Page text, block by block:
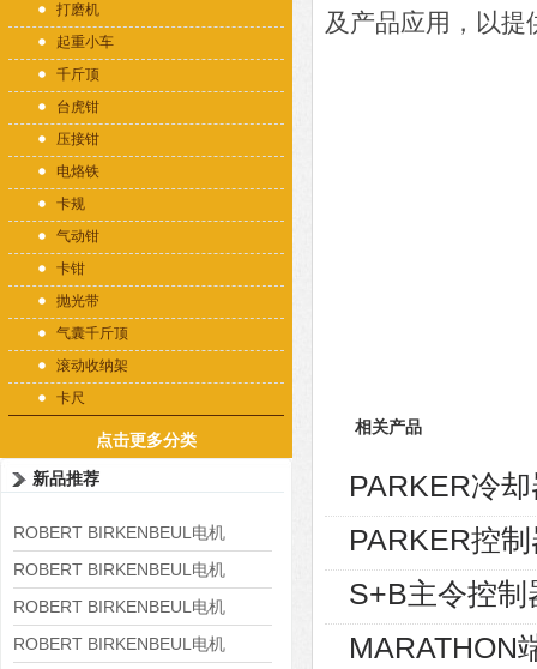
打磨机
起重小车
千斤顶
台虎钳
压接钳
电烙铁
卡规
气动钳
卡钳
抛光带
气囊千斤顶
滚动收纳架
卡尺
点击更多分类
新品推荐
ROBERT BIRKENBEUL电机
8APE225M-4-IE3
ROBERT BIRKENBEUL电机
8APE180L-4 IE3
ROBERT BIRKENBEUL电机
8APE160M-6 IE3
ROBERT BIRKENBEUL电机
及产品应用，以提
相关产品
PARKER冷
PARKER控
S+B主令控
MARATHON